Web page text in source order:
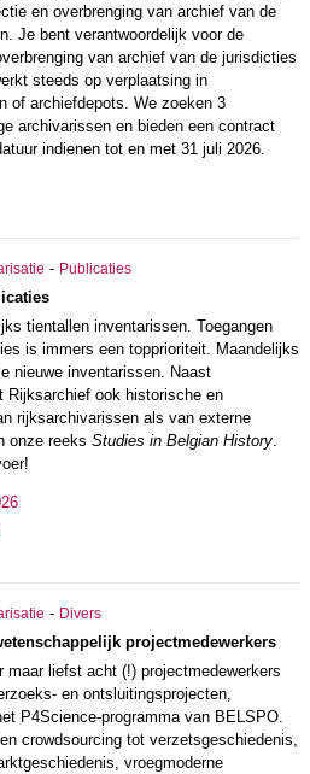
en overbrenging van archief van de
Je bent verantwoordelijk voor de
van archief van de jurisdicties
steeds op verplaatsing in
of archiefdepots. We zoeken 3
archivarissen en bieden een contract
indienen tot en met 31 juli 2026.
- Publicaties
tientallen inventarissen. Toegangen
is immers een topprioriteit. Maandelijks
nieuwe inventarissen. Naast
Rijksarchief ook historische en
rijksarchivarissen als van externe
onze reeks Studies in Belgian History.
- Divers
projectmedewerkers
maar liefst acht (!) projectmedewerkers
en ontsluitingsprojecten,
P4Science-programma van BELSPO.
crowdsourcing tot verzetsgeschiedenis,
vroegmoderne